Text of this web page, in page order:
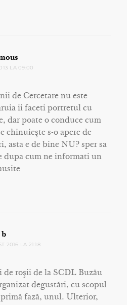
LA 09:00
de Cercetare nu este
ii faceti portretul cu
dar poate o conduce cum
chinuieşte s-o apere de
asta e de bine NU? sper sa
dupa cum ne informati un
b
2016 LA 21:18
de roşii de la SCDL Buzău
degustări, cu scopul
primă fază, unul. Ulterior,